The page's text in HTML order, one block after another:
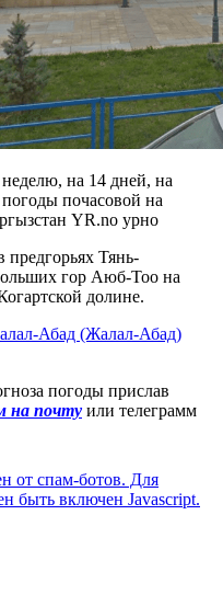
на 14 дней, на
почасовой на
YR.no урно
Тянь-
гор Аюб-Тоо на
долине.
Абад (Жалал-Абад)
погоды прислав
на почту или телеграмм
от спам-ботов. Для
быть включен Javascript.